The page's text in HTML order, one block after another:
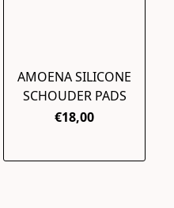
AMOENA SILICONE
SCHOUDER PADS
€18,00